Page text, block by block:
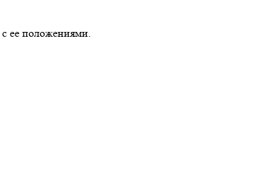
с ее положениями.